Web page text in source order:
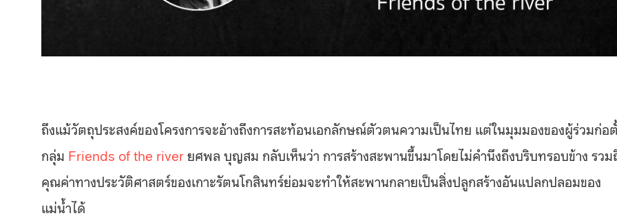
ถึงแม้วัตถุประสงค์ของโครงการจะอ้างถึงการสะท้อนเอกลักษณ์ตัวตนความเป็นไทย แต่ในมุมมองของผู้ร่วมก่อ
กลุ่ม Friends of the riverยศพล บุญสม กลับเห็นว่า การสร้างสะพานขึ้นมาโดยไม่คำนึงถึงบริบทรอบข้าง รวม
คุณค่าทางประวัติศาสตร์ของเกาะรัตนโกสินทร์ย่อมจะทำให้สะพานกลายเป็นสิ่งปลูกสร้างอันแปลกปลอมของ
แม่น้ำได้